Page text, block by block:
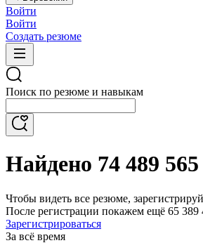
Войти
Войти
Создать резюме
Поиск по резюме и навыкам
Найдено 74 489
Чтобы видеть все резюме,
После регистрации покажем ещё 65 389
Зарегистрироваться
За всё время